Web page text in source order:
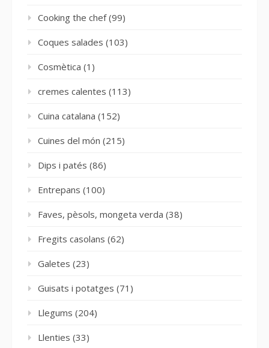
Cooking the chef(99)
Coques salades (103)
Cosmètica (1)
cremes calentes (113)
Cuina catalana (152)
Cuines del món (215)
Dips i patés (86)
Entrepans (100)
Faves, pèsols, mongeta verda (38)
Fregits casolans (62)
Galetes (23)
Guisats i potatges (71)
Llegums (204)
Llenties (33)